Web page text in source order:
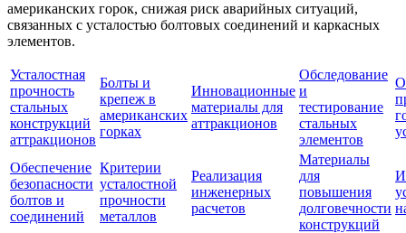
американских горок, снижая риск аварийных ситуаций,
связанных с усталостью болтовых соединений и каркасных
элементов.
Усталостная
прочность
стальных
конструкций
аттракционов
Болты и
крепеж в
американских
горках
Инновационные
материалы для
аттракционов
Обследование
и
тестирование
стальных
элементов
Обеспечение
безопасности
болтов и
соединений
Критерии
усталостной
прочности
металлов
Реализация
инженерных
расчетов
Материалы
для
повышения
долговечности
конструкций